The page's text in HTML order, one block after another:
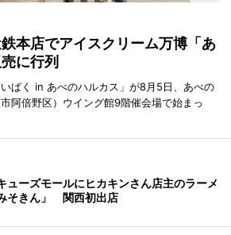
本店でアイスクリーム万博「あ
に行列
ぱく in あべのハルカス」が8月5日、あべの
阿倍野区）ウイング館9階催会場で始まっ
ューズモールにヒカキンさん店主のラーメ
そきん」 関西初出店